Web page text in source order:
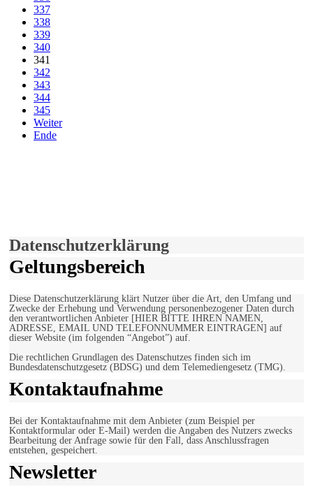
337
338
339
340
341
342
343
344
345
Weiter
Ende
Datenschutzerklärung
Geltungsbereich
Diese Datenschutzerklärung klärt Nutzer über die Art, den Umfang und
Zwecke der Erhebung und Verwendung personenbezogener Daten durch
den verantwortlichen Anbieter [HIER BITTE IHREN NAMEN,
ADRESSE, EMAIL UND TELEFONNUMMER EINTRAGEN] auf
dieser Website (im folgenden “Angebot”) auf.
Die rechtlichen Grundlagen des Datenschutzes finden sich im
Bundesdatenschutzgesetz (BDSG) und dem Telemediengesetz (TMG).
Kontaktaufnahme
Bei der Kontaktaufnahme mit dem Anbieter (zum Beispiel per
Kontaktformular oder E-Mail) werden die Angaben des Nutzers zwecks
Bearbeitung der Anfrage sowie für den Fall, dass Anschlussfragen
entstehen, gespeichert.
Newsletter